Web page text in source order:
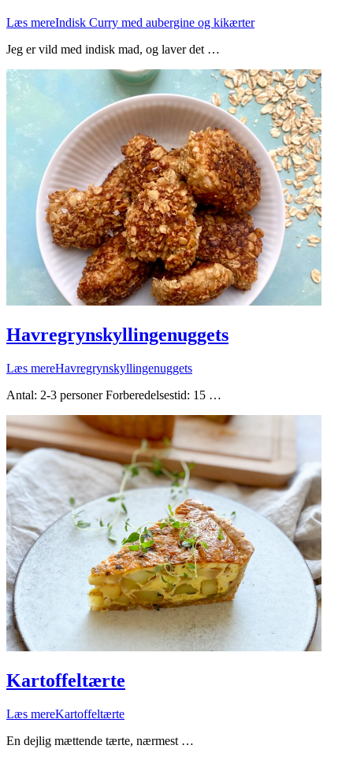
Læs mereIndisk Curry med aubergine og kikærter
Jeg er vild med indisk mad, og laver det …
Havregrynskyllingenuggets
Læs mereHavregrynskyllingenuggets
Antal: 2-3 personer Forberedelsestid: 15 …
Kartoffeltærte
Læs mereKartoffeltærte
En dejlig mættende tærte, nærmest …